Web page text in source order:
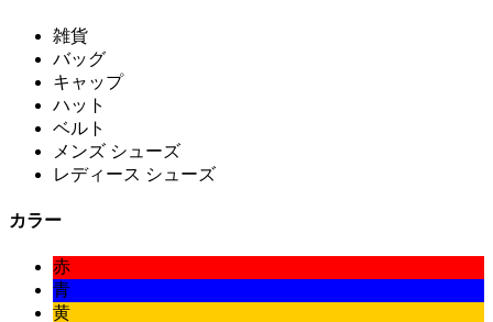
雑貨
バッグ
キャップ
ハット
ベルト
メンズ シューズ
レディース シューズ
カラー
赤
青
黄